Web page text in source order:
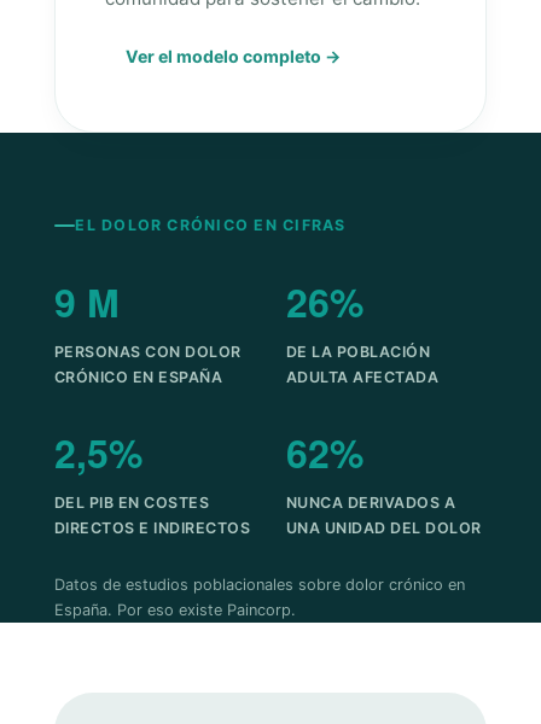
Ver el modelo completo →
EL DOLOR CRÓNICO EN CIFRAS
9 M
PERSONAS CON DOLOR
CRÓNICO EN ESPAÑA
26%
DE LA POBLACIÓN
ADULTA AFECTADA
2,5%
DEL PIB EN COSTES
DIRECTOS E INDIRECTOS
62%
NUNCA DERIVADOS A
UNA UNIDAD DEL DOLOR
Datos de estudios poblacionales sobre dolor crónico en
España. Por eso existe Paincorp.